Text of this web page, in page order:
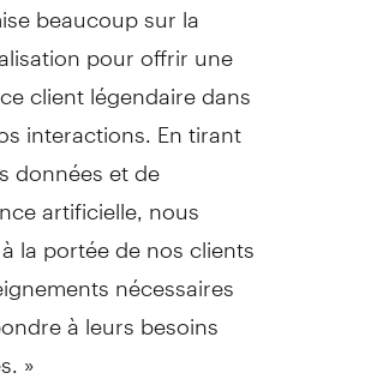
pour offrir une
client légendaire dans
interactions. En tirant
données et de
artificielle, nous
la portée de nos clients
nécessaires
à leurs besoins
»